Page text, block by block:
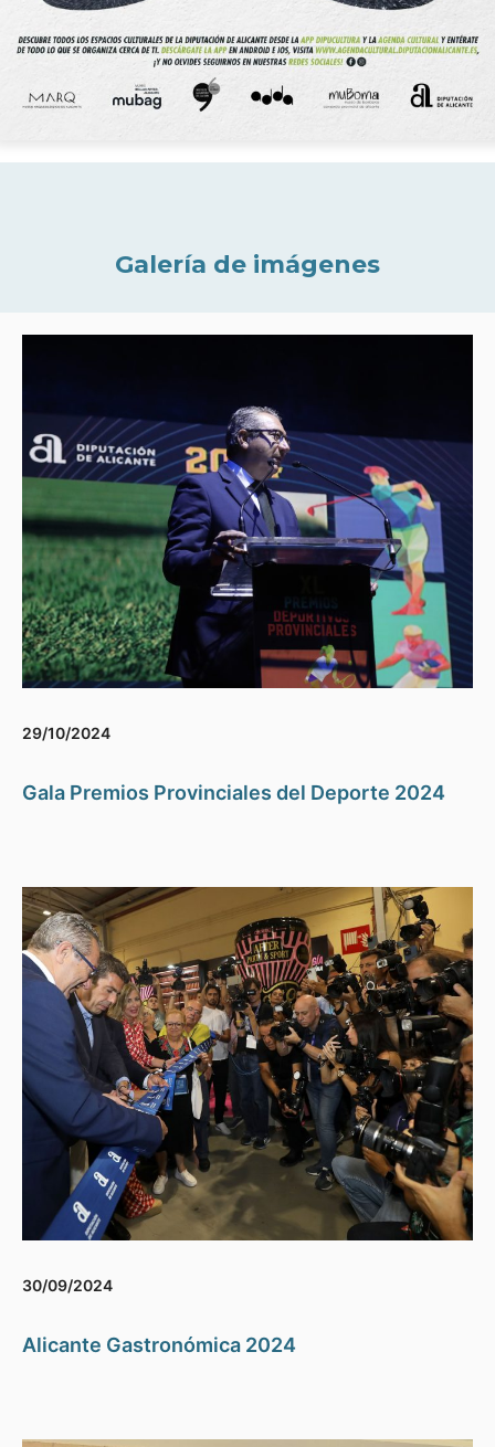
Galería de imágenes
29/10/2024
Gala Premios Provinciales del Deporte 2024
30/09/2024
Alicante Gastronómica 2024